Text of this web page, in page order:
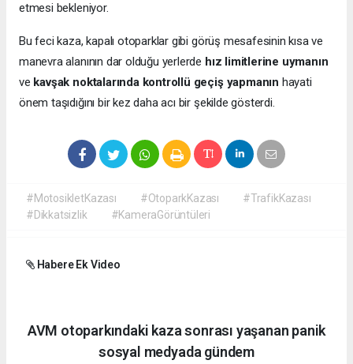
etmesi bekleniyor.
Bu feci kaza, kapalı otoparklar gibi görüş mesafesinin kısa ve
manevra alanının dar olduğu yerlerde hız limitlerine uymanın
ve kavşak noktalarında kontrollü geçiş yapmanın hayati
önem taşıdığını bir kez daha acı bir şekilde gösterdi.
#MotosikletKazası #OtoparkKazası
#TrafikKazası
#Dikkatsizlik
#KameraGörüntüleri
Habere Ek Video
AVM otoparkındaki kaza sonrası yaşanan panik
sosyal medyada gündem